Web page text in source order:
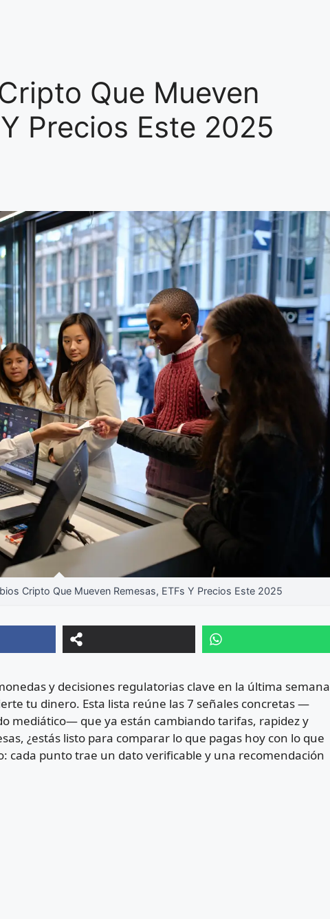
Que Mueven
Precios Este 2025
Cripto Que Mueven Remesas, ETFs Y Precios Este 2025
y decisiones regulatorias clave en la última semana
tu dinero. Esta lista reúne las 7 señales concretas —
mediático— que ya están cambiando tarifas, rapidez y
¿estás listo para comparar lo que pagas hoy con lo que
cada punto trae un dato verificable y una recomendación